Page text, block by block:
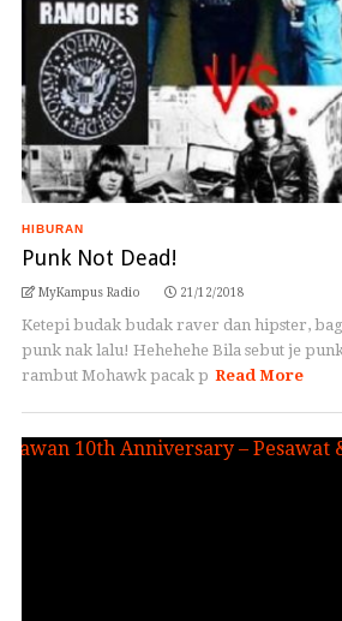
HIBURAN
Punk Not Dead!
MyKampus Radio 21/12/2018
Ketepi budak budak raver dan hipster,
punk nak lalu! Hehehehe Bila sebut je
rambut Mohawk pacak p Read More